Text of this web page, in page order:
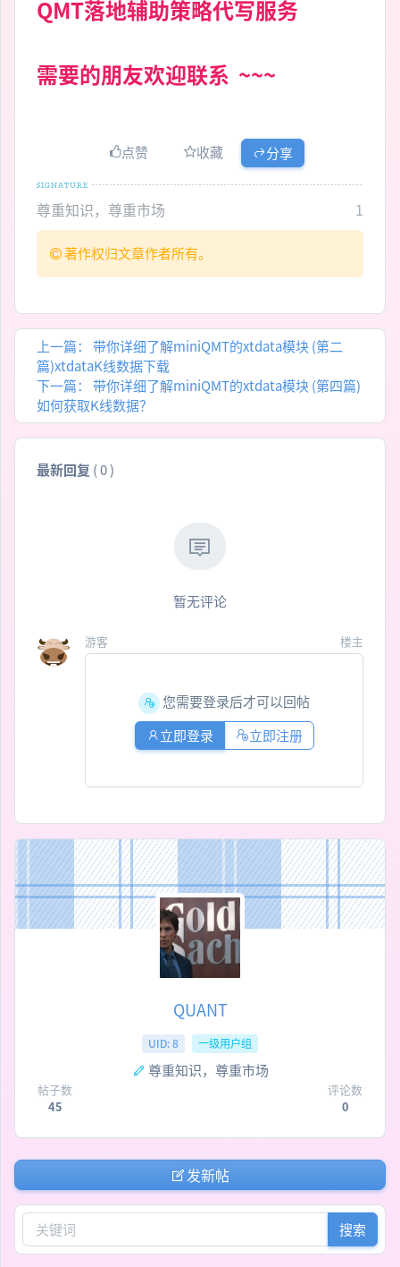
QMT落地辅助策略代写服务
需要的朋友欢迎联系 ~~~
点赞 收藏 分享
尊重知识，尊重市场 1
著作权归文章作者所有。
上一篇：
带你详细了解miniQMT的xtdata模块 (第二
篇)xtdataK线数据下载
下一篇：
带你详细了解miniQMT的xtdata模块 (第四篇)
如何获取K线数据？
最新回复 (0)
暂无评论
游客 楼主
您需要登录后才可以回帖
立即登录
立即注册
QUANT
UID: 8 一级用户组
尊重知识，尊重市场
帖子数
45
评论数
0
发新帖
搜索